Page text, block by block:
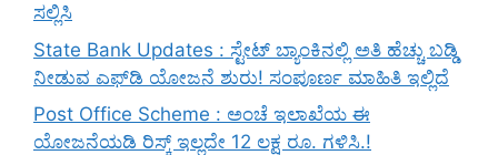
ಸಲ್ಲಿಸಿ
State Bank Updates : ಸ್ಟೇಟ್ ಬ್ಯಾಂಕಿನಲ್ಲಿ ಅತಿ ಹೆಚ್ಚು ಬಡ್ಡಿ
ನೀಡುವ ಎಫ್‌ಡಿ ಯೋಜನೆ ಶುರು! ಸಂಪೂರ್ಣ ಮಾಹಿತಿ ಇಲ್ಲಿದೆ
Post Office Scheme : ಅಂಚೆ ಇಲಾಖೆಯ ಈ
ಯೋಜನೆಯಡಿ ರಿಸ್ಕ್‌ ಇಲ್ಲದೇ 12 ಲಕ್ಷ ರೂ. ಗಳಿಸಿ.!